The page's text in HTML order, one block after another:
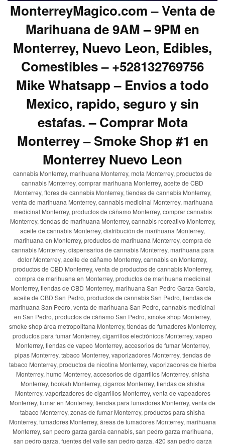
MonterreyMagico.com – Venta de
Marihuana de 9AM – 9PM en
Monterrey, Nuevo Leon, Edibles,
Comestibles – +528132769756
Mike Whatsapp – Envios a todo
Mexico, rapido, seguro y sin
estafas. – Comprar Mota
Monterrey – Smoke Shop #1 en
Monterrey Nuevo Leon
cannabis Monterrey, marihuana Monterrey, mota Monterrey, productos de
cannabis Monterrey, comprar marihuana Monterrey, aceite de CBD
Monterrey, flores de cannabis Monterrey, tiendas de cannabis Monterrey,
venta de marihuana Monterrey, cannabis medicinal Monterrey, marihuana
medicinal Monterrey, productos de cáñamo Monterrey, comprar cannabis
Monterrey, tiendas de marihuana Monterrey, cannabis recreativo Monterrey,
aceite de cannabis Monterrey, distribución de marihuana Monterrey,
marihuana en Monterrey, productos de marihuana Monterrey, compra de
cannabis Monterrey, dispensarios de cannabis Monterrey, marihuana para
dolor Monterrey, aceite de cáñamo Monterrey, cannabis en Monterrey,
productos de CBD Monterrey, venta de productos de cannabis Monterrey,
compra de marihuana en Monterrey, productos de marihuana medicinal
Monterrey, tiendas de CBD Monterrey, marihuana San Pedro Garza García,
aceite de CBD San Pedro, productos de cannabis San Pedro, tiendas de
marihuana San Pedro, venta de marihuana San Pedro, cannabis medicinal
en San Pedro, productos de cáñamo San Pedro, smoke shop Monterrey,
smoke shop área metropolitana Monterrey, tiendas de fumadores Monterrey,
productos para fumar Monterrey, cigarrillos electrónicos Monterrey, vapeo
Monterrey, tiendas de vapeo Monterrey, accesorios de fumar Monterrey,
pipas Monterrey, tabaco Monterrey, vaporizadores Monterrey, tiendas de
tabaco Monterrey, productos de nicotina Monterrey, vaporizadores de hierba
Monterrey, humo Monterrey, accesorios de cigarrillos Monterrey, shisha
Monterrey, hookah Monterrey, cigarros Monterrey, tiendas de shisha
Monterrey, vaporizadores de cigarrillos Monterrey, venta de vapeadores
Monterrey, fumar en Monterrey, tiendas para fumadores Monterrey, venta de
tabaco Monterrey, zonas de fumar Monterrey, productos para shisha
Monterrey, fumadores Monterrey, áreas de fumadores Monterrey, marihuana
Monterrey, san pedro garza garcia cannabis, san pedro garza marihuana,
san pedro garza, fuentes del valle san pedro garza, 420 san pedro garza